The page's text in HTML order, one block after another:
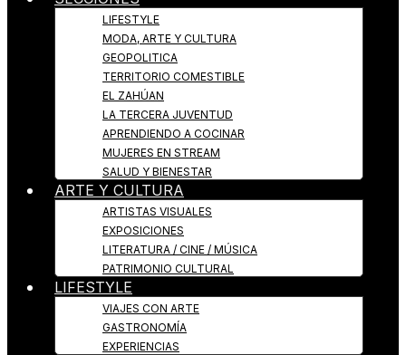
LIFESTYLE
MODA, ARTE Y CULTURA
GEOPOLITICA
TERRITORIO COMESTIBLE
EL ZAHÚAN
LA TERCERA JUVENTUD
APRENDIENDO A COCINAR
MUJERES EN STREAM
SALUD Y BIENESTAR
ARTE Y CULTURA
ARTISTAS VISUALES
EXPOSICIONES
LITERATURA / CINE / MÚSICA
PATRIMONIO CULTURAL
LIFESTYLE
VIAJES CON ARTE
GASTRONOMÍA
EXPERIENCIAS